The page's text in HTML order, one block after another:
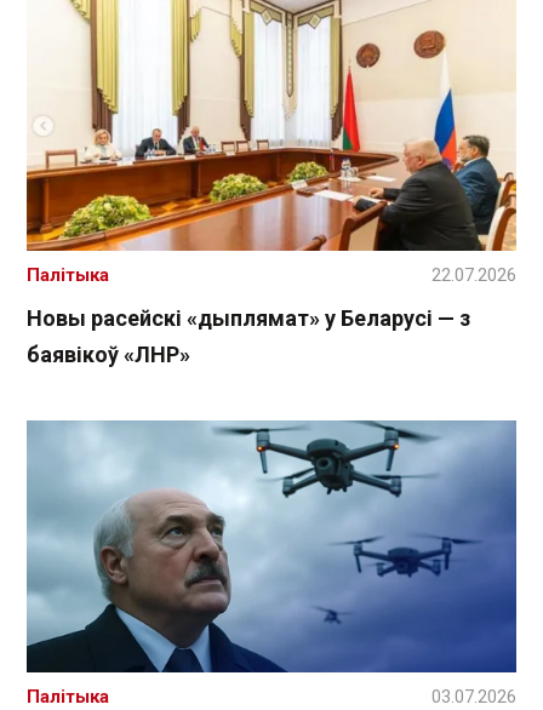
Новы расейскі «дыплямат» у Беларусі — з
баявікоў «ЛНР»
Палітыка 22.07.2026
Палітыка 03.07.2026